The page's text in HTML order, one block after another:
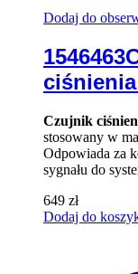
Dodaj do
Czujnik
stosowany w
Odpowiada za
sygnału do
649 zł
Dodaj do